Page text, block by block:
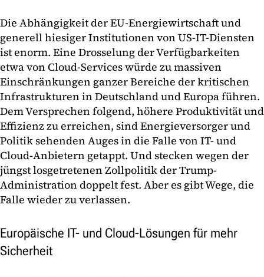
Die Abhängigkeit der EU-Energiewirtschaft und
generell hiesiger Institutionen von US-IT-Diensten
ist enorm. Eine Drosselung der Verfügbarkeiten
etwa von Cloud-Services würde zu massiven
Einschränkungen ganzer Bereiche der kritischen
Infrastrukturen in Deutschland und Europa führen.
Dem Versprechen folgend, höhere Produktivität und
Effizienz zu erreichen, sind Energieversorger und
Politik sehenden Auges in die Falle von IT- und
Cloud-Anbietern getappt. Und stecken wegen der
jüngst losgetretenen Zollpolitik der Trump-
Administration doppelt fest. Aber es gibt Wege, die
Falle wieder zu verlassen.
Europäische IT- und Cloud-Lösungen für mehr
Sicherheit